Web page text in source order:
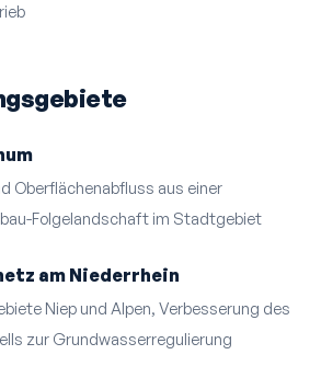
Oberflächen­abfluss aus einer
Folgelandschaft im Stadt­gebiet
am Niederrhein
Niep und Alpen, Verbesserung des
zur Grundwasser­regulierung